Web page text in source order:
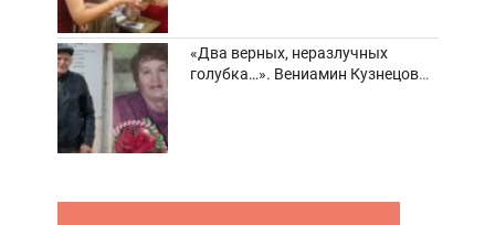
«Два верных, неразлучных
голубка…». Вениамин Кузнецов